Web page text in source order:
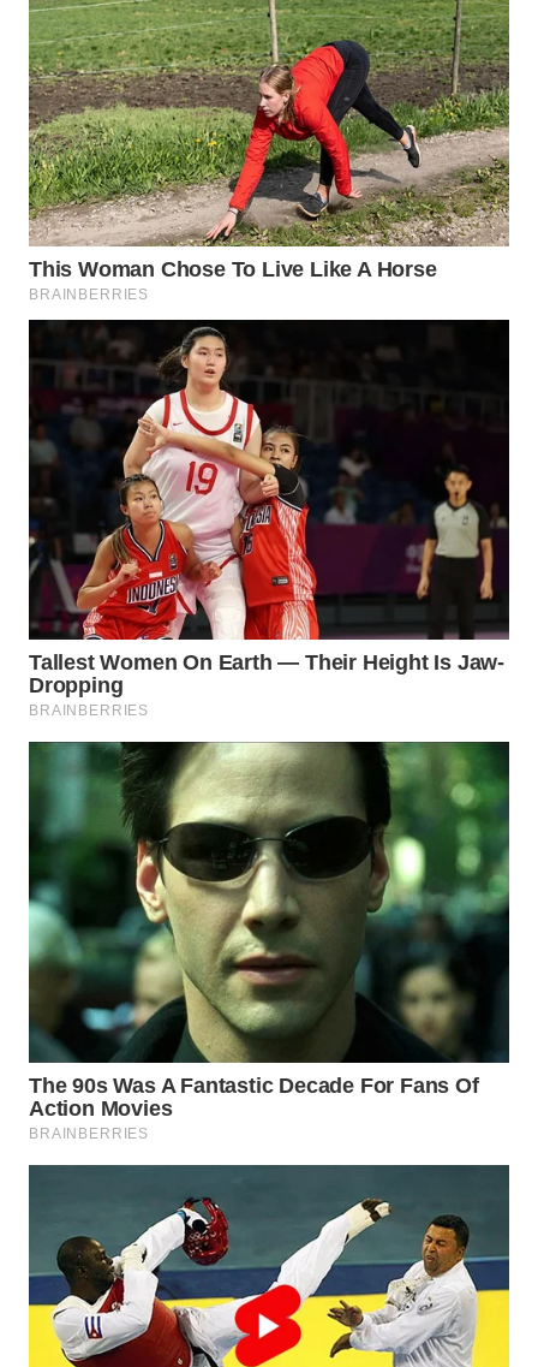
WN
NATUNA
WN
BINTAN
WN
MANDALIKA
WN
LIKUPANG
WN
LABUANBAJO
BORNEO
Wahana
Group
WAHANA
NEWS
WAHANA
TANI
WAHANA
WAHANA
INFRASTRUKTUR
WAHANA
KONSUMEN
WAHANA
LISTRIK
WAHANA
TV